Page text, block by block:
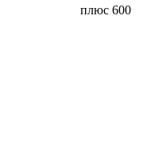
плюс 600